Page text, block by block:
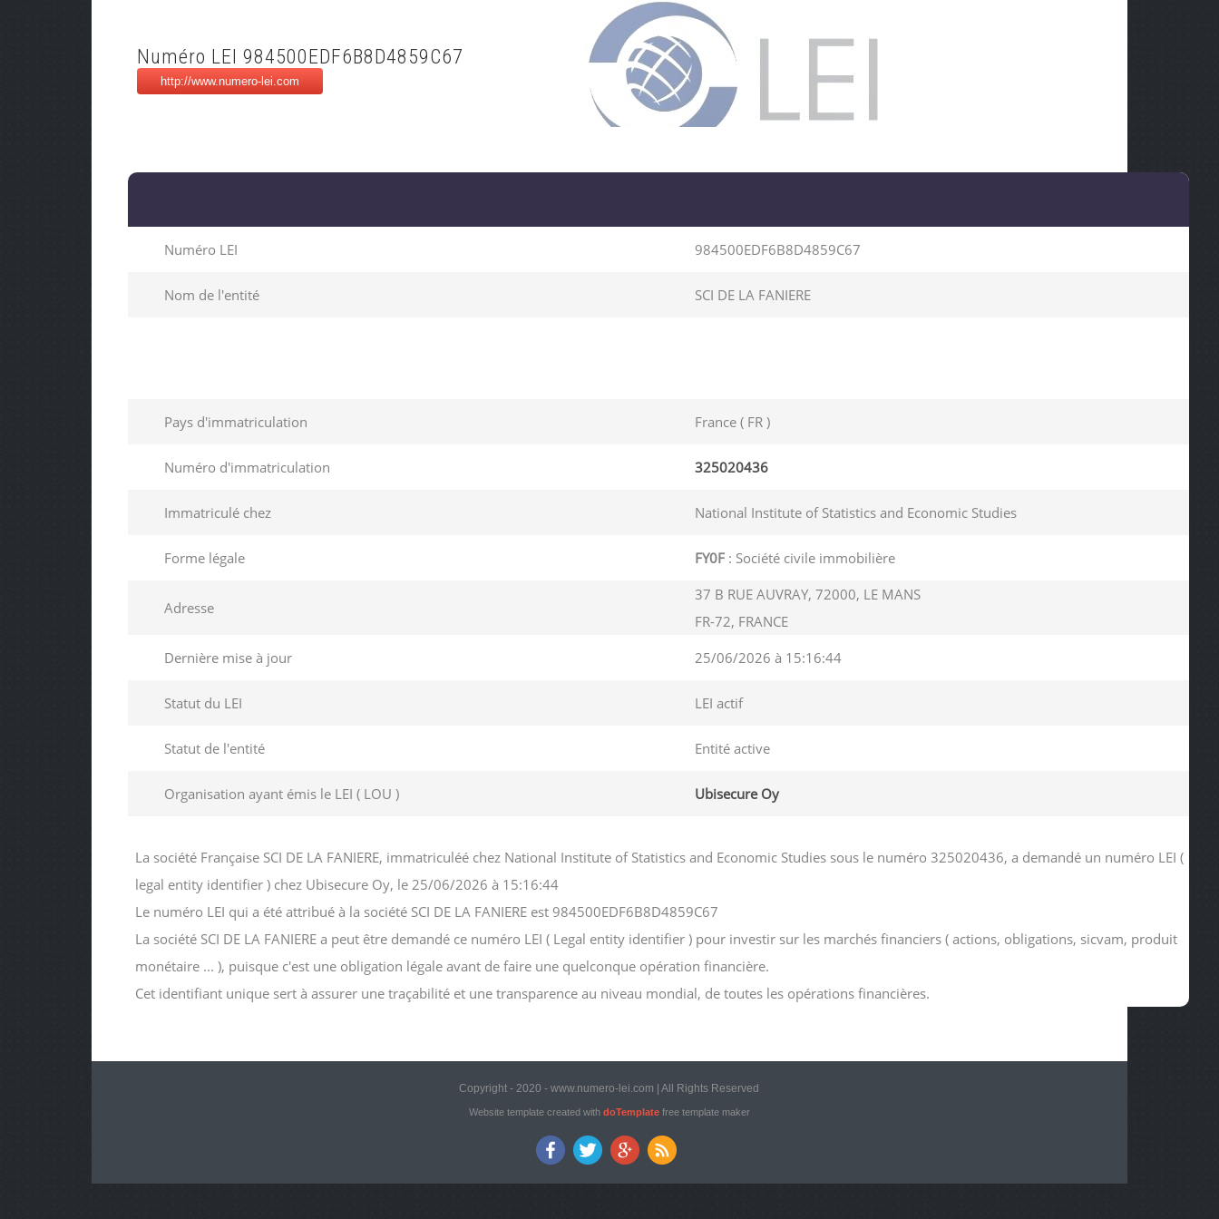
Numéro LEI 984500EDF6B8D4859C67
Numéro LEI 984500EDF6B8D4859C67
Nom de l'entité SCI DE LA FANIERE
Pays d'immatriculation France ( FR )
Numéro d'immatriculation 325020436
Immatriculé chez National Institute of Statistics and Economic Studies
Forme légale FY0F: Société civile immobilière
Adresse
37 B RUE AUVRAY, 72000, LE MANS
FR-72, FRANCE
Dernière mise à jour
25/06/2026 à 15:16:44
Statut du LEI LEI actif
Statut de l'entité Entité active
Organisation ayant émis le LEI ( LOU ) Ubisecure Oy
La société Française SCI DE LA FANIERE, immatriculéé chez National Institute of Statistics and Economic Studies sous le numéro 325020436, a demandé un numéro LEI (
legal entity identifier ) chez Ubisecure Oy, le 25/06/2026 à 15:16:44
Le numéro LEI qui a été attribué à la société SCI DE LA FANIERE est 984500EDF6B8D4859C67
La société SCI DE LA FANIERE a peut être demandé ce numéro LEI ( Legal entity identifier ) pour investir sur les marchés financiers ( actions, obligations, sicvam, produit
monétaire ... ), puisque c'est une obligation légale avant de faire une quelconque opération financière.
Cet identifiant unique sert à assurer une traçabilité et une transparence au niveau mondial, de toutes les opérations financières.
Copyright - 2020 - www.numero-lei.com | All Rights Reserved
Website template created with doTemplatefree template maker